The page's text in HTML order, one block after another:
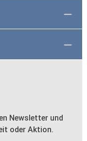
Newsletter und
oder Aktion.